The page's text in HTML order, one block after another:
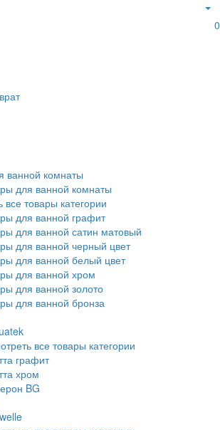
0
ванной комнаты
для ванной комнаты
все товары категории
для ванной графит
для ванной сатин матовый
для ванной черный цвет
для ванной белый цвет
для ванной хром
для ванной золото
для ванной бронза
все товары категории
графит
хром
BG